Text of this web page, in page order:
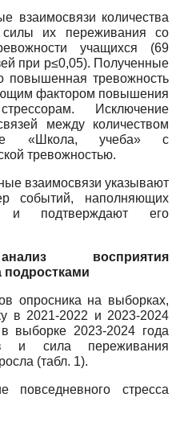
взаимосвязи количества
их переживания со
учащихся (69
при р≤0,05). Полученные
повышенная тревожность
фактором повышения
Исключение
между количеством
«Школа, учеба» с
тревожностью.
взаимосвязи указывают
событий, наполняющих
и подтверждают его
восприятия
подростками
опросника на выборках,
в 2021-2022 и 2023-2024
выборке 2023-2024 года
и сила переживания
(табл. 1).
повседневного стресса